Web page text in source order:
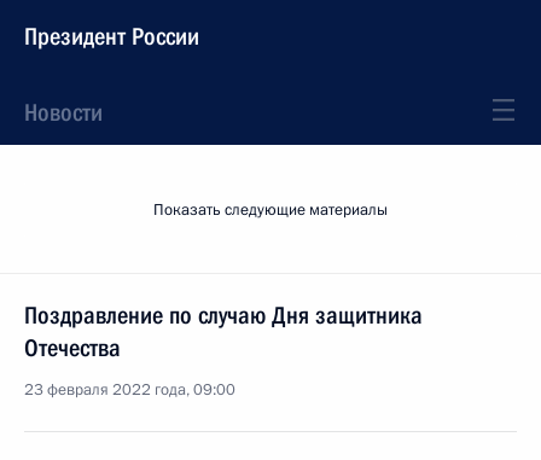
Президент России
Новости
Показать следующие материалы
Поздравление по случаю Дня защитника
Отечества
23 февраля 2022 года, 09:00